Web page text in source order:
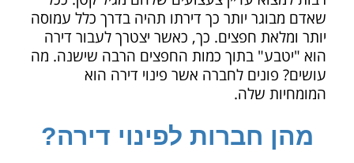
שאדם מבוגר יותר כך דירתו תהיה בדרך כלל עמוסה
יותר ומלאת חפצים. כך, כאשר יצטרך לעבור דירה
הוא "יטבע" בתוך כמות החפצים הרבה שישנה. מה
עושים? פונים לחברה אשר פינוי דירה הוא
המומחיות שלה.
מהן חברות לפינוי דירה?